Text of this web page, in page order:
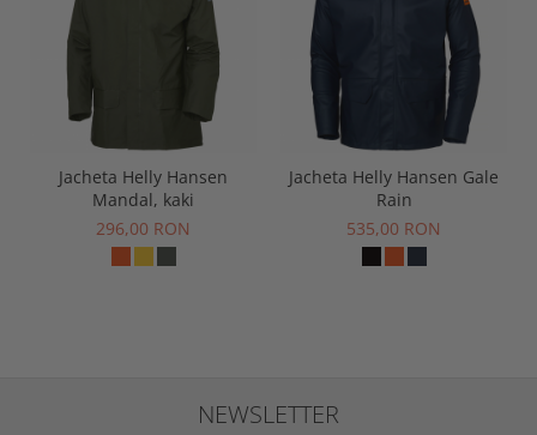
Jacheta Helly Hansen
Mandal, kaki
296,00 RON
Jacheta Helly Hansen Gale
Rain
535,00 RON
NEWSLETTER